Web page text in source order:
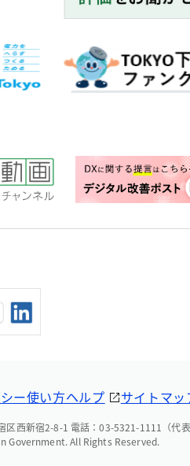
ー使い方ヘルプ サイトマッ
西新宿2-8-1 電話：03-5321-1111（代表
Government. All Rights Reserved.